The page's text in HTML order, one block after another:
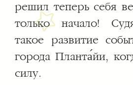
решил теперь себя
только начало!
такое развитие
города Планта́йи,
силу.